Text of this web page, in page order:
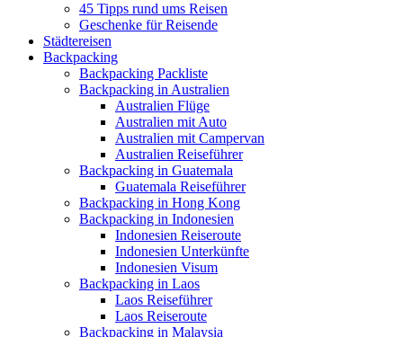
45 Tipps rund ums Reisen
Geschenke für Reisende
Städtereisen
Backpacking
Backpacking Packliste
Backpacking in Australien
Australien Flüge
Australien mit Auto
Australien mit Campervan
Australien Reiseführer
Backpacking in Guatemala
Guatemala Reiseführer
Backpacking in Hong Kong
Backpacking in Indonesien
Indonesien Reiseroute
Indonesien Unterkünfte
Indonesien Visum
Backpacking in Laos
Laos Reiseführer
Laos Reiseroute
Backpacking in Malaysia